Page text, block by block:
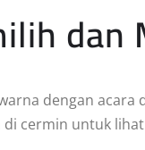
dan
dengan
cermin untuk